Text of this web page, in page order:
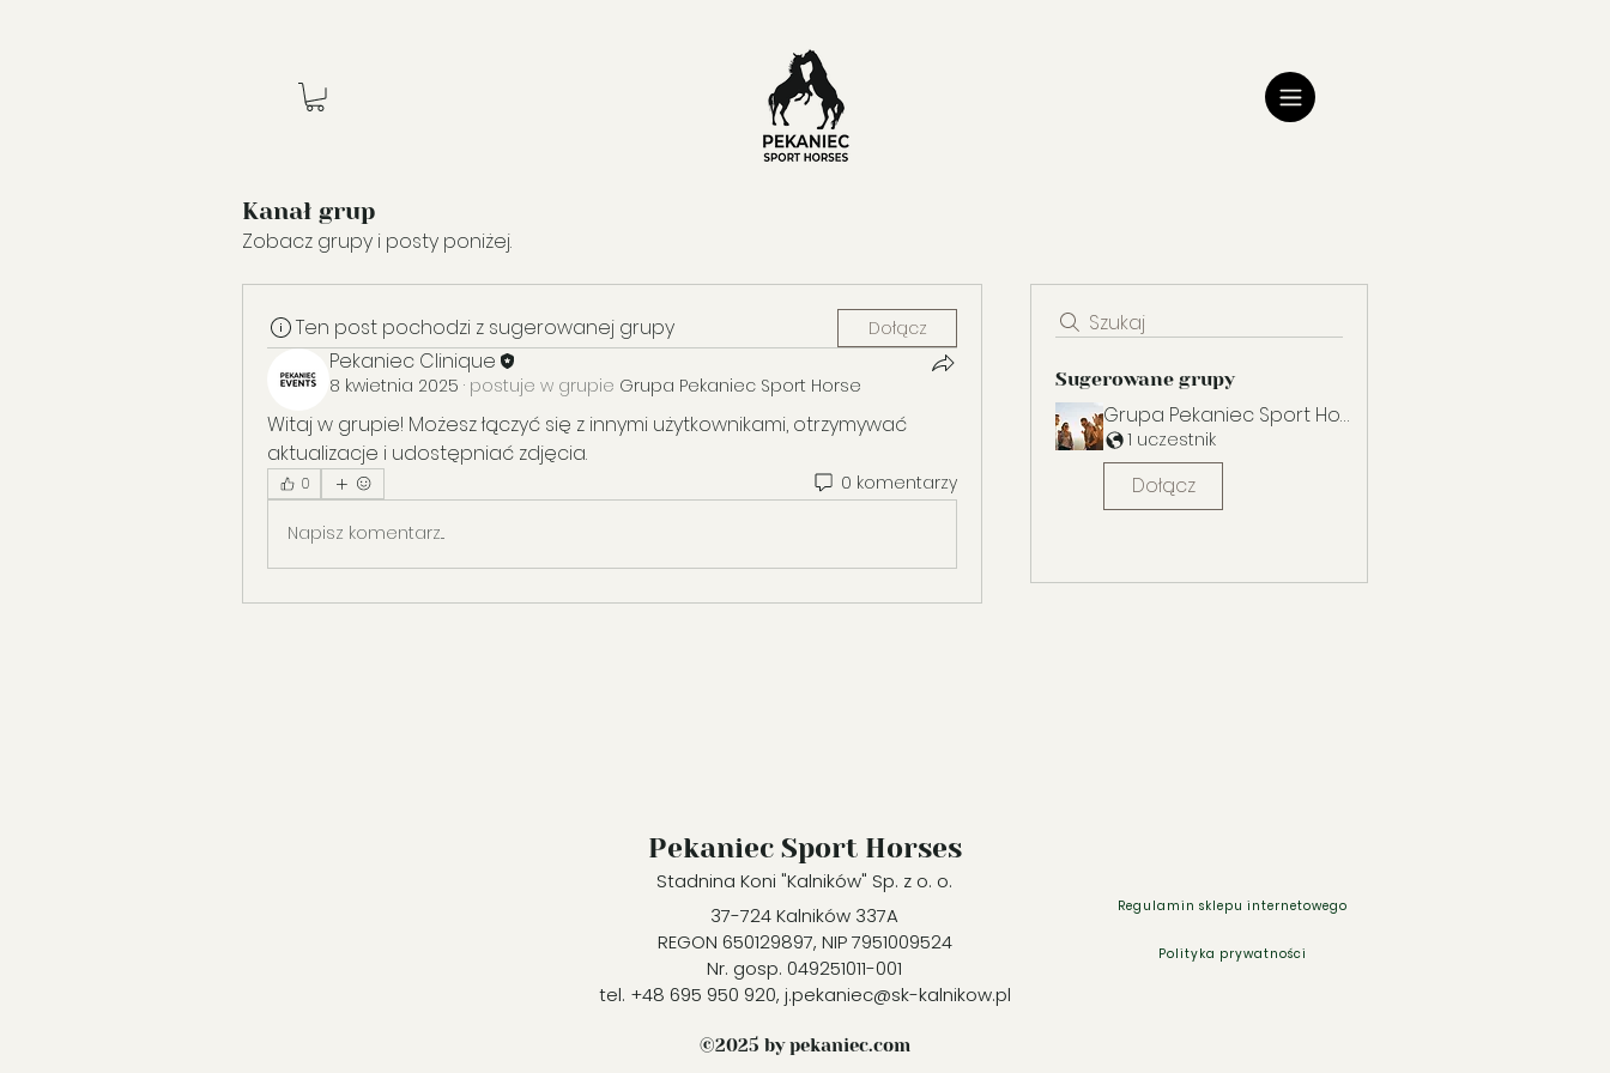
Kanał grup
Zobacz grupy i posty poniżej.
Szukaj
Sugerowane grupy
Grupa Pekaniec Sport Horse
1 uczestnik
Dołącz
Ten post pochodzi z sugerowanej grupy Dołącz
Pekaniec Clinique
8 kwietnia 2025 · postuje w grupie Grupa Pekaniec Sport Horse
Witaj w grupie! Możesz łączyć się z innymi użytkownikami, otrzymywać
aktualizacje i udostępniać zdjęcia.
0 0 komentarzy
Napisz komentarz...
Pekaniec Sport Horses
Stadnina Koni "Kalników" Sp. z o. o.
37-724 Kalników 337A
REGON 650129897, NIP 7951009524
Nr. gosp. 049251011-001
tel. +48 695 950 920, j.pekaniec@sk-kalnikow.pl
©2025 by pekaniec.com
Regulamin sklepu internetowego
Polityka prywatności